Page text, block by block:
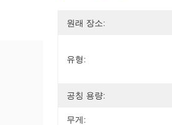
원래 장소:
유형:
공칭 용량:
무게: